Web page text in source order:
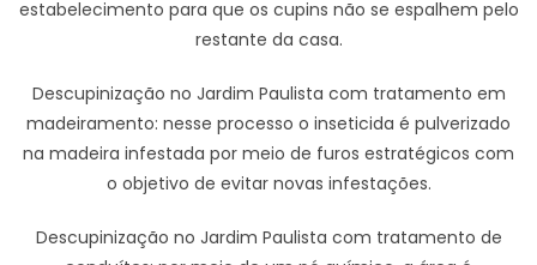
estabelecimento para que os cupins não se espalhem pelo
restante da casa.
Descupinização no Jardim Paulista com tratamento em
madeiramento: nesse processo o inseticida é pulverizado
na madeira infestada por meio de furos estratégicos com
o objetivo de evitar novas infestações.
Descupinização no Jardim Paulista com tratamento de